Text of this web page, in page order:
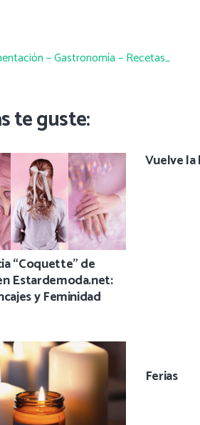
– Gastronomía – Recetas_
te guste:
“Coquette” de
Estardemoda.net:
y Feminidad
Vuelve
Ferias